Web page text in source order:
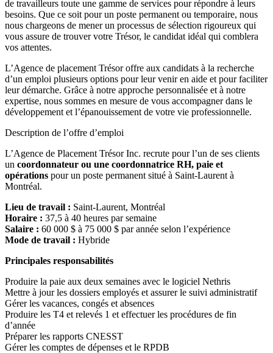
de travailleurs toute une gamme de services pour répondre à leurs
besoins. Que ce soit pour un poste permanent ou temporaire, nous
nous chargeons de mener un processus de sélection rigoureux qui
vous assure de trouver votre Trésor, le candidat idéal qui comblera
vos attentes.
L’Agence de placement Trésor offre aux candidats à la recherche
d’un emploi plusieurs options pour leur venir en aide et pour faciliter
leur démarche. Grâce à notre approche personnalisée et à notre
expertise, nous sommes en mesure de vous accompagner dans le
développement et l’épanouissement de votre vie professionnelle.
Description de l’offre d’emploi
L’Agence de Placement Trésor Inc. recrute pour l’un de ses clients
un coordonnateur ou une coordonnatrice RH, paie et
opérations pour un poste permanent situé à Saint-Laurent à
Montréal.
Lieu de travail : Saint-Laurent, Montréal
Horaire : 37,5 à 40 heures par semaine
Salaire : 60 000 $ à 75 000 $ par année selon l’expérience
Mode de travail : Hybride
Principales responsabilités
Produire la paie aux deux semaines avec le logiciel Nethris
Mettre à jour les dossiers employés et assurer le suivi administratif
Gérer les vacances, congés et absences
Produire les T4 et relevés 1 et effectuer les procédures de fin
d’année
Préparer les rapports CNESST
Gérer les comptes de dépenses et le RPDB